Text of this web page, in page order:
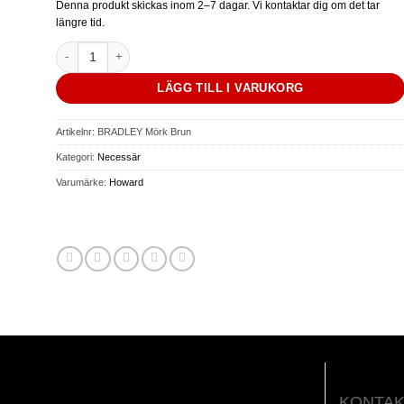
Denna produkt skickas inom 2–7 dagar. Vi kontaktar dig om det tar
längre tid.
HOWARD BRADLEY - Skinn Necessär - Mörk Brun mängd
LÄGG TILL I VARUKORG
Artikelnr: BRADLEY Mörk Brun
Kategori: Necessär
Varumärke: Howard